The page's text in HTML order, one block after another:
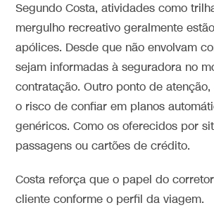
Segundo Costa, atividades como
mergulho recreativo geralmente
apólices. Desde que não envolvam
sejam informadas à seguradora no
contratação. Outro ponto de
o risco de confiar em planos
genéricos. Como os oferecidos por
passagens ou cartões de crédito.
Costa reforça que o papel do
cliente conforme o perfil da viagem.